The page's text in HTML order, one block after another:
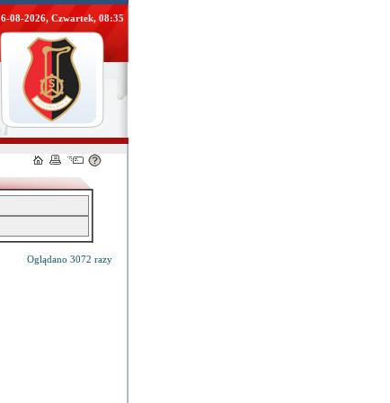
6-08-2026, Czwartek, 08:35
Oglądano 3072 razy